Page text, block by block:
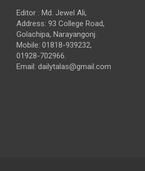
Editor : Md. Jewel Ali,
Address: 93 College Road,
Golachipa, Narayangonj.
Mobile: 01818-939232,
01928-702966.
Email: dailytalas@gmail.com